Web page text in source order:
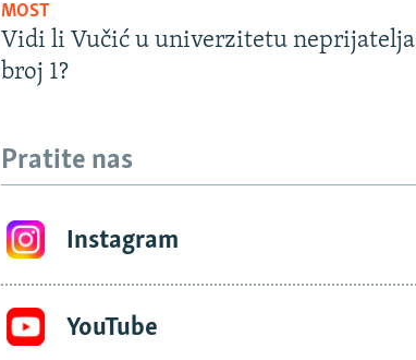
MOST
Vidi li Vučić u univerzitetu neprijatelja
broj 1?
Pratite nas
Instagram
YouTube